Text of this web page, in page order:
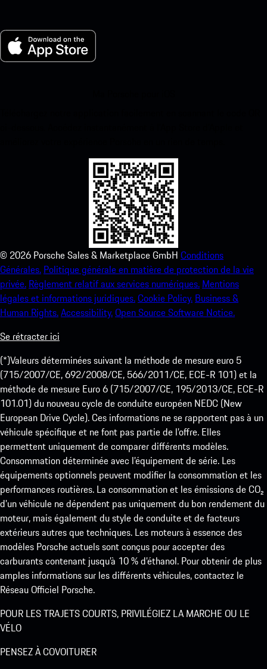
© 2026 Porsche Sales & Marketplace GmbH Conditions
Générales. Politique générale en matière de protection de la vie
privée. Règlement relatif aux services numériques. Mentions
légales et informations juridiques.Cookie Policy. Business &
Human Rights.Accessibility.Open Source Software Notice.
Se rétracter ici
(*)Valeurs déterminées suivant la méthode de mesure euro 5
(715/2007/CE, 692/2008/CE, 566/2011/CE, ECE-R 101) et la
méthode de mesure Euro 6 (715/2007/CE, 195/2013/CE, ECE-R
101.01) du nouveau cycle de conduite européen NEDC (New
European Drive Cycle). Ces informations ne se rapportent pas à un
véhicule spécifique et ne font pas partie de l’offre. Elles
permettent uniquement de comparer différents modèles.
Consommation déterminée avec l’équipement de série. Les
équipements optionnels peuvent modifier la consommation et les
performances routières. La consommation et les émissions de CO₂
d’un véhicule ne dépendent pas uniquement du bon rendement du
moteur, mais également du style de conduite et de facteurs
extérieurs autres que techniques. Les moteurs à essence des
modèles Porsche actuels sont conçus pour accepter des
carburants contenant jusqu’à 10 % d’éthanol. Pour obtenir de plus
amples informations sur les différents véhicules, contactez le
Réseau Officiel Porsche.
POUR LES TRAJETS COURTS, PRIVILÉGIEZ LA MARCHE OU LE
VÉLO
PENSEZ À COVOITURER